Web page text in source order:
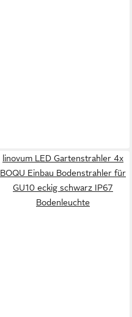
linovum LED Gartenstrahler 4x
BOQU Einbau Bodenstrahler für
GU10 eckig schwarz IP67
Bodenleuchte